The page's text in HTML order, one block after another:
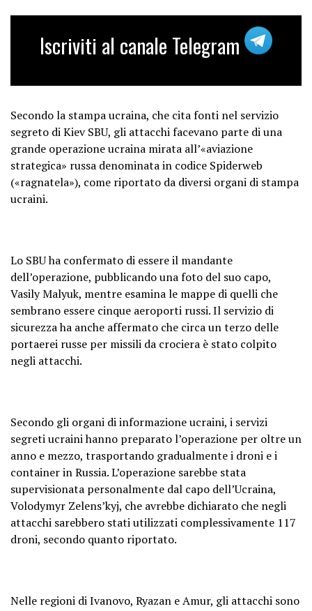
pic.twitter.com/tRTJjvfl59
— Rooted n routes (@rooted91954)
Iscriviti al canale Telegram
Secondo la stampa ucraina, che cita fonti nel servizio
segreto di Kiev SBU, gli attacchi facevano parte di una
grande operazione ucraina mirata all’«aviazione
strategica» russa denominata in codice Spiderweb
(«ragnatela»), come riportato da diversi organi di stampa
ucraini.
Lo SBU ha confermato di essere il mandante
dell’operazione, pubblicando una foto del suo capo,
Vasily Malyuk, mentre esamina le mappe di quelli che
sembrano essere cinque aeroporti russi. Il servizio di
sicurezza ha anche affermato che circa un terzo delle
portaerei russe per missili da crociera è stato colpito
negli attacchi.
Secondo gli organi di informazione ucraini, i servizi
segreti ucraini hanno preparato l’operazione per oltre un
anno e mezzo, trasportando gradualmente i droni e i
container in Russia. L’operazione sarebbe stata
supervisionata personalmente dal capo dell’Ucraina,
Volodymyr Zelens’kyj, che avrebbe dichiarato che negli
attacchi sarebbero stati utilizzati complessivamente 117
droni, secondo quanto riportato.
Nelle regioni di Ivanovo, Ryazan e Amur, gli attacchi sono